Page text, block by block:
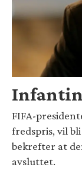
FIFA-
fredspris, vil
bekrefter at
avsluttet.